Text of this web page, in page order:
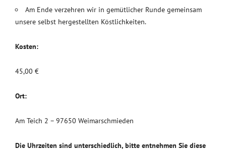
Am Ende verzehren wir in gemütlicher Runde gemeinsam
unsere selbst hergestellten Köstlichkeiten.
Kosten:
45,00 €
Ort:
Am Teich 2 – 97650 Weimarschmieden
Die Uhrzeiten sind unterschiedlich, bitte entnehmen Sie diese